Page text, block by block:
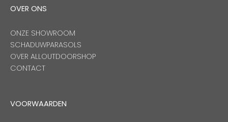
OVER ONS
ONZE SHOWROOM
SCHADUWPARASOLS
OVER ALLOUTDOORSHOP
CONTACT
VOORWAARDEN